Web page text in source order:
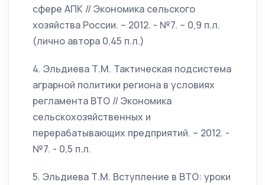
сфере АПК // Экономика сельского
хозяйства России. – 2012. - №7. – 0,9 п.л.
(лично автора 0,45 п.л.)
4. Эльдиева Т.М. Тактическая подсистема
аграрной политики региона в условиях
регламента ВТО // Экономика
сельскохозяйственных и
перерабатывающих предприятий. – 2012. -
№7. - 0,5 п.л.
5. Эльдиева Т.М. Вступление в ВТО: уроки